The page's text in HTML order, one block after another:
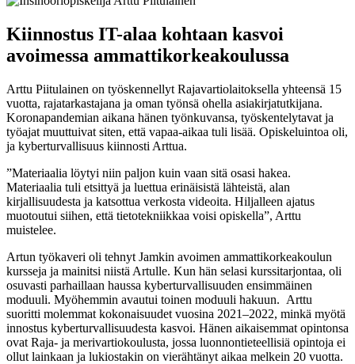
Kiinnostus IT-alaa kohtaan kasvoi
avoimessa ammattikorkeakoulussa
Arttu Piitulainen on työskennellyt Rajavartiolaitoksella yhteensä 15
vuotta, rajatarkastajana ja oman työnsä ohella asiakirjatutkijana.
Koronapandemian aikana hänen työnkuvansa, työskentelytavat ja
työajat muuttuivat siten, että vapaa-aikaa tuli lisää. Opiskeluintoa oli,
ja kyberturvallisuus kiinnosti Arttua.
”Materiaalia löytyi niin paljon kuin vaan sitä osasi hakea.
Materiaalia tuli etsittyä ja luettua erinäisistä lähteistä, alan
kirjallisuudesta ja katsottua verkosta videoita. Hiljalleen ajatus
muotoutui siihen, että tietotekniikkaa voisi opiskella”, Arttu
muistelee.
Artun työkaveri oli tehnyt Jamkin avoimen ammattikorkeakoulun
kursseja ja mainitsi niistä Artulle. Kun hän selasi kurssitarjontaa, oli
osuvasti parhaillaan haussa kyberturvallisuuden ensimmäinen
moduuli. Myöhemmin avautui toinen moduuli hakuun. Arttu
suoritti molemmat kokonaisuudet vuosina 2021–2022, minkä myötä
innostus kyberturvallisuudesta kasvoi. Hänen aikaisemmat opintonsa
ovat Raja- ja merivartiokoulusta, jossa luonnontieteellisiä opintoja ei
ollut lainkaan ja lukiostakin on vierähtänyt aikaa melkein 20 vuotta.